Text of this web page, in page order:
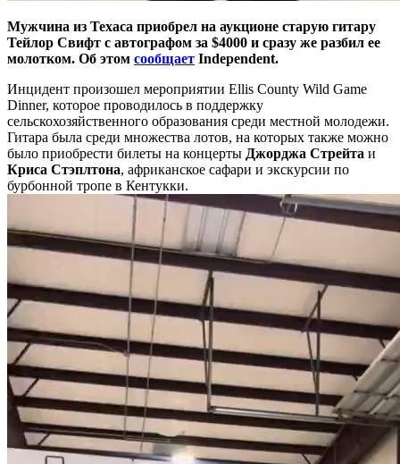
Мужчина из Техаса приобрел на аукционе старую гитару
Тейлор Свифт с автографом за $4000 и сразу же разбил ее
молотком. Об этом сообщает Independent.
Инцидент произошел мероприятии Ellis County Wild Game
Dinner, которое проводилось в поддержку
сельскохозяйственного образования среди местной молодежи.
Гитара была среди множества лотов, на которых также можно
было приобрести билеты на концерты Джорджа Стрейта и
Криса Стэплтона, африканское сафари и экскурсии по
бурбонной тропе в Кентукки.